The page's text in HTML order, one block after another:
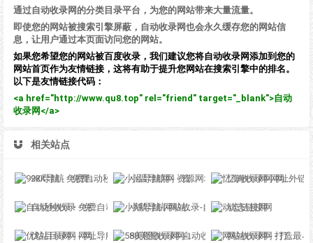
通过自动收录网的分类目录平台，为您的网站带来大量流量。
即使您的网站被搜索引擎屏蔽，自动收录网也会永久缓存您的网站信
息，让用户通过本页面访问您的网站。
如果您希望您的网站被百度收录，我们建议您将自动收录网添加到您的
网站首页作为友情链接，这将有助于提升您网站在搜索引擎中的排名。
以下是友情链接代码：
<a href="http://www.qu8.top" rel="friend" target="_blank">自动
收录网</a>
相关站点
92K导航 - 免费自动秒收录网址导航 小温导航网 - 资源网址导航，汇集各大资源网，全网优质教程技术网，搜集资源就从这里开始 忆海收录网-网址外链_自动收录网站_自助友情链接平台_网站广告_软文发布_站长交易_站长资源
自动秒收录 - 免费自动秒收录网址导航 小鹅导航-网站收录-自动收录网-网址收录-自动秒收录 动态链接网
优站目录网 - 网址导航分类网站目录 - 自助网址提交自动收录 58美图收录网-自动收录网站-流量交换-自动链 网站收录网 - 打造最与众不同的站点收录网